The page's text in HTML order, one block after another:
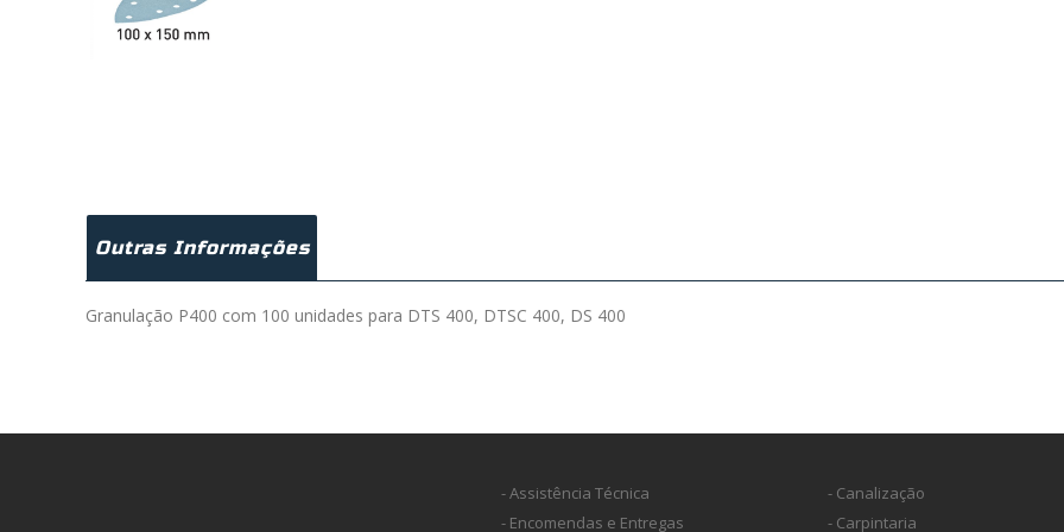
Outras Informações
Granulação P400 com 100 unidades para DTS 400, DTSC 400, DS 400
- Assistência Técnica
- Encomendas e Entregas
- Canalização
- Carpintaria